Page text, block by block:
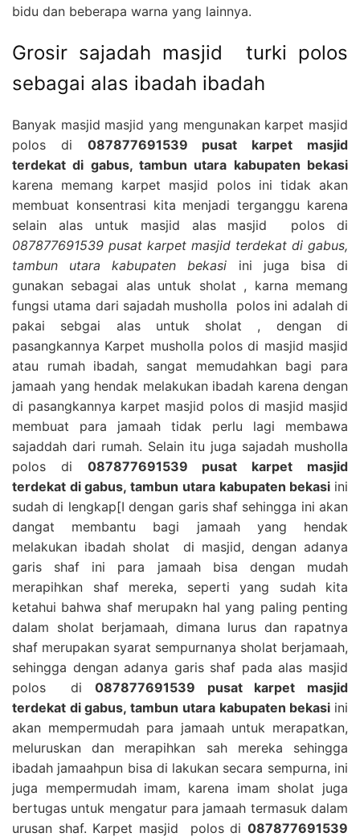
bidu dan beberapa warna yang lainnya.
Grosir sajadah masjid turki polos
sebagai alas ibadah ibadah
Banyak masjid masjid yang mengunakan karpet masjid
polos di 087877691539 pusat karpet masjid
terdekat di gabus, tambun utara kabupaten bekasi
karena memang karpet masjid polos ini tidak akan
membuat konsentrasi kita menjadi terganggu karena
selain alas untuk masjid alas masjid polos di
087877691539 pusat karpet masjid terdekat di gabus,
tambun utara kabupaten bekasi ini juga bisa di
gunakan sebagai alas untuk sholat , karna memang
fungsi utama dari sajadah musholla polos ini adalah di
pakai sebgai alas untuk sholat , dengan di
pasangkannya Karpet musholla polos di masjid masjid
atau rumah ibadah, sangat memudahkan bagi para
jamaah yang hendak melakukan ibadah karena dengan
di pasangkannya karpet masjid polos di masjid masjid
membuat para jamaah tidak perlu lagi membawa
sajaddah dari rumah. Selain itu juga sajadah musholla
polos di 087877691539 pusat karpet masjid
terdekat di gabus, tambun utara kabupaten bekasi ini
sudah di lengkap[I dengan garis shaf sehingga ini akan
dangat membantu bagi jamaah yang hendak
melakukan ibadah sholat di masjid, dengan adanya
garis shaf ini para jamaah bisa dengan mudah
merapihkan shaf mereka, seperti yang sudah kita
ketahui bahwa shaf merupakn hal yang paling penting
dalam sholat berjamaah, dimana lurus dan rapatnya
shaf merupakan syarat sempurnanya sholat berjamaah,
sehingga dengan adanya garis shaf pada alas masjid
polos di 087877691539 pusat karpet masjid
terdekat di gabus, tambun utara kabupaten bekasi ini
akan mempermudah para jamaah untuk merapatkan,
meluruskan dan merapihkan sah mereka sehingga
ibadah jamaahpun bisa di lakukan secara sempurna, ini
juga mempermudah imam, karena imam sholat juga
bertugas untuk mengatur para jamaah termasuk dalam
urusan shaf. Karpet masjid polos di 087877691539